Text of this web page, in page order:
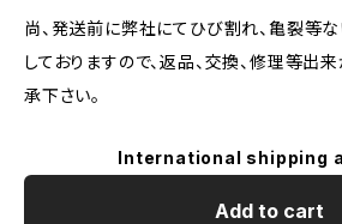
尚、発送前に弊社にてひび割れ、亀裂等
しておりますので、返品、交換、修理等出
承下さい。
International shipping
Add to cart